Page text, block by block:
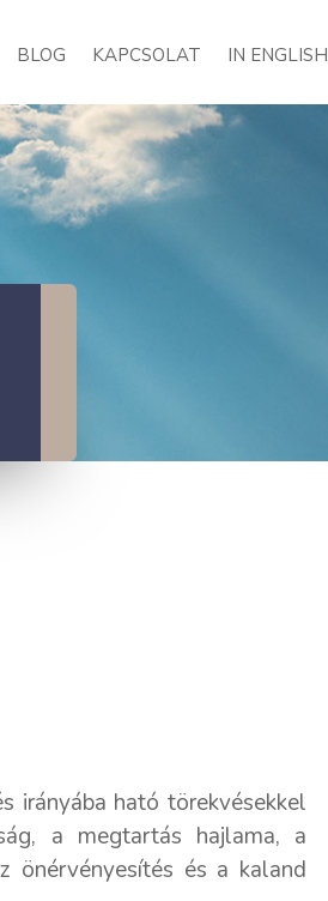
BLOG KAPCSOLAT IN ENGLISH
irányába ható törekvésekkel
a megtartás hajlama, a
önérvényesítés és a kaland